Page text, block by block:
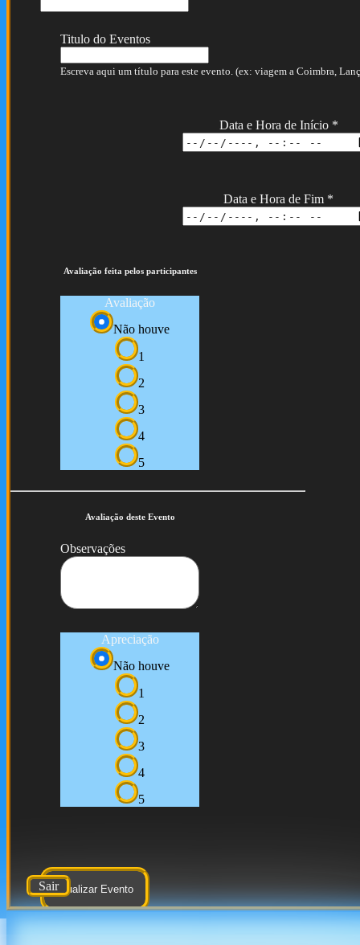
Titulo do Eventos
Escreva aqui um título para este evento. (ex: viagem a Coimbra,
Data e Hora de Início *
Data e Hora de Fim *
Avaliação feita pelos participantes
Avaliação
Não houve
1
2
3
4
5
Avaliação deste Evento
Observações
Apreciação
Não houve
1
2
3
4
5
Atualizar Evento
Sair